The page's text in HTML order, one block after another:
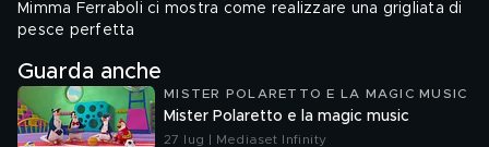
Mimma Ferraboli ci mostra come realizzare una grigliata di
pesce perfetta
Guarda anche
MISTER POLARETTO E LA MAGIC MUSIC
Mister Polaretto e la magic music
27 lug | Mediaset Infinity